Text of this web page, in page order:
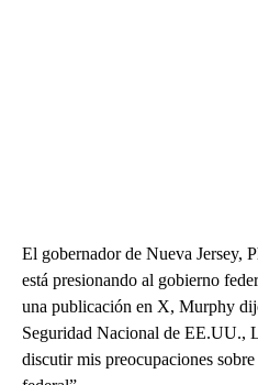
El gobernador de Nueva Jersey,
está presionando al gobierno
una publicación en X, Murphy
Seguridad Nacional de EE.UU.,
discutir mis preocupaciones